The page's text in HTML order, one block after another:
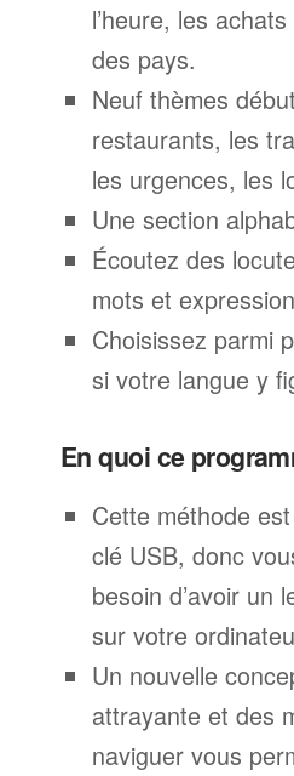
l’heure, les
des pays.
Neuf thèmes
restaurants, les
les urgences, les
Une section
Écoutez des
mots et
Choisissez parmi
si votre langue y
En quoi ce
Cette méthode
clé USB, donc
besoin d’avoir un
sur votre
Un nouvelle
attrayante et des
naviguer vous